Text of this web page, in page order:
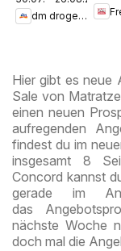
Journal
dm drogerie markt
Hier gibt es neue
Sale von
einen neuen
aufregenden
findest du im
insgesamt 8
Concord kannst
gerade im
das
nächste Woche
doch mal die